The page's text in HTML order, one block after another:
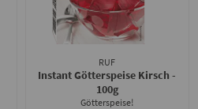
RUF
Instant Götterspeise Kirsch-
100g
Götterspeise!